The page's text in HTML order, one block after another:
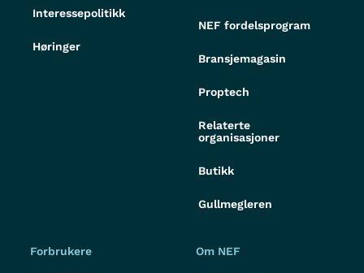
Interessepolitikk
Høringer
NEF fordelsprogram
Bransjemagasin
Proptech
Relaterte
organisasjoner
Butikk
Gullmegleren
Forbrukere Om NEF